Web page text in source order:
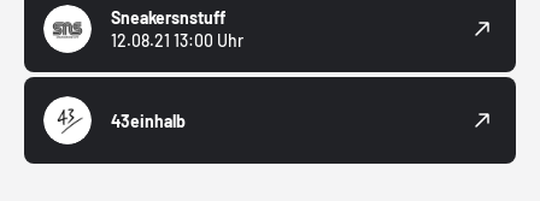
Sneakersnstuff
12.08.21 13:00 Uhr
43einhalb